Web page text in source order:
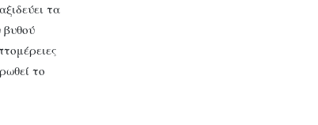
τα
βυθού
το